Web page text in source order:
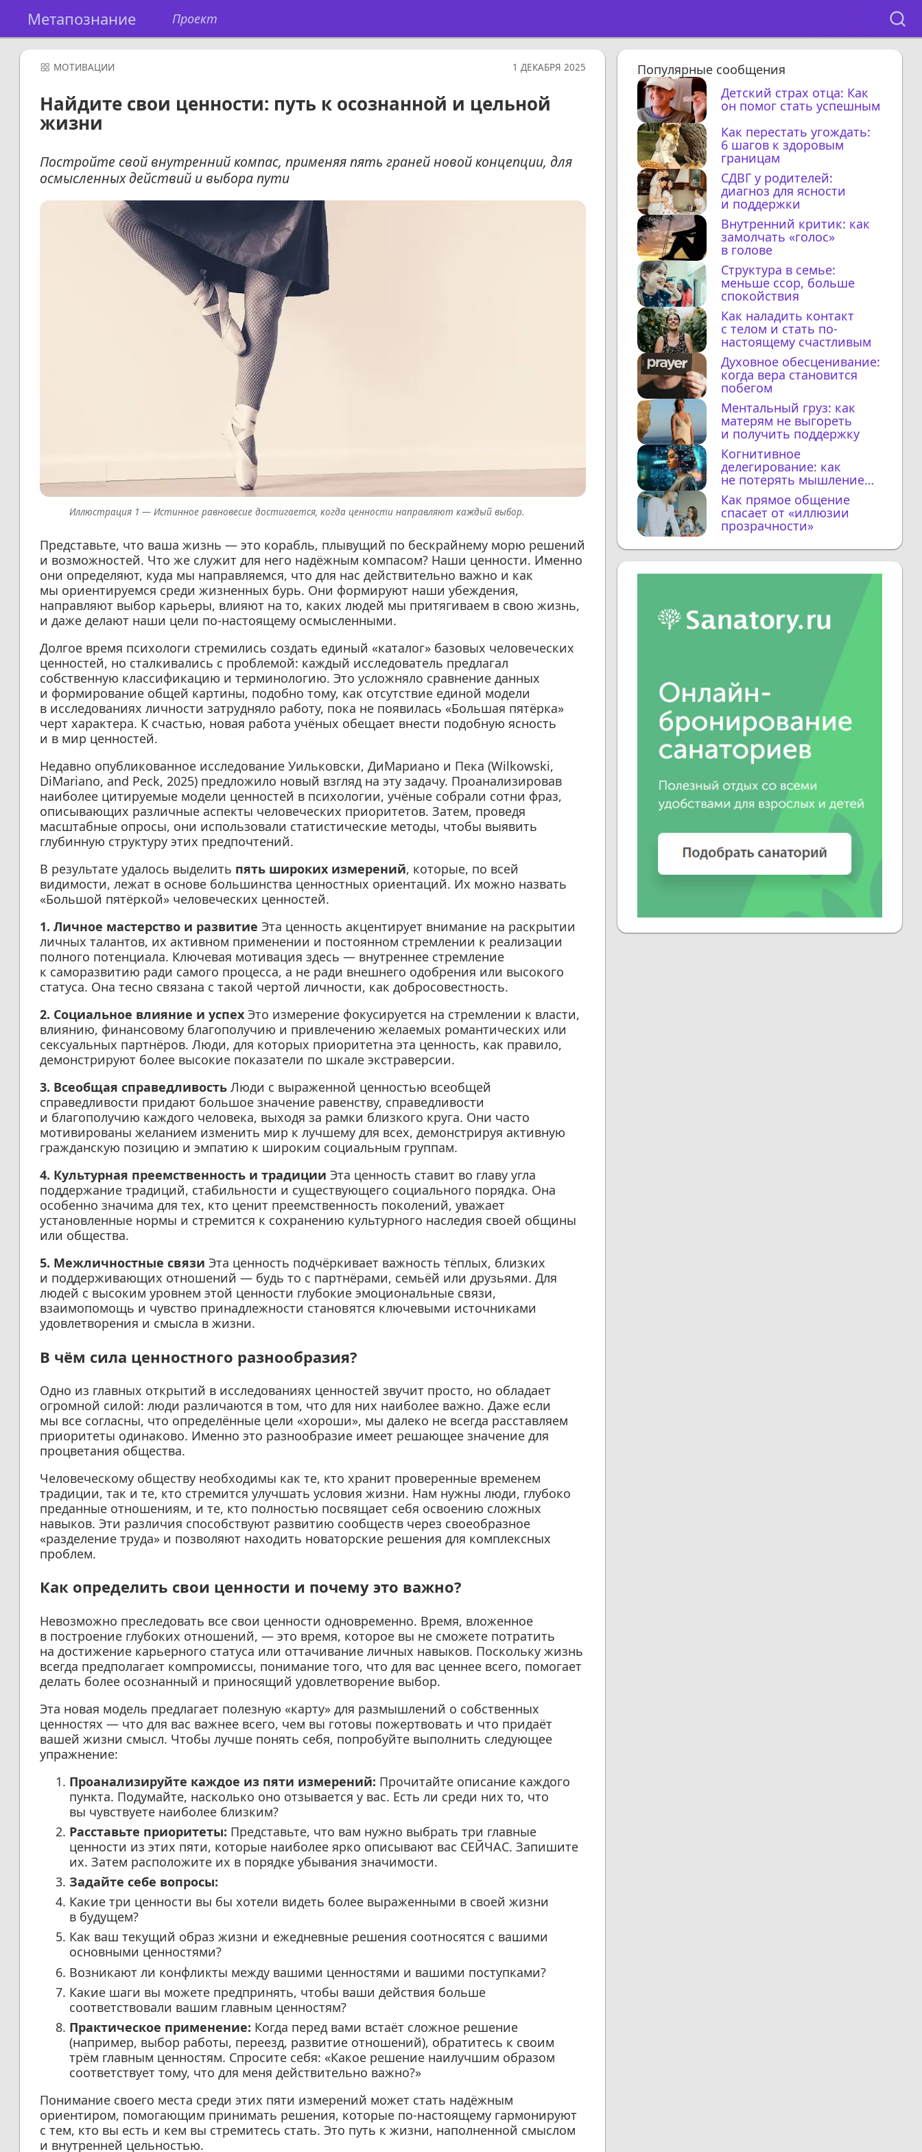
Метапознание Проект
МОТИВАЦИИ 1 ДЕКАБРЯ 2025
Найдите свои ценности: путь к осознанной и цельной
жизни
Постройте свой внутренний компас, применяя пять граней новой концепции, для
осмысленных действий и выбора пути
Истинное равновесие достигается, когда ценности направляют каждый выбор.
Представьте, что ваша жизнь — это корабль, плывущий по бескрайнему морю решений
и возможностей. Что же служит для него надёжным компасом? Наши ценности. Именно
они определяют, куда мы направляемся, что для нас действительно важно и как
мы ориентируемся среди жизненных бурь. Они формируют наши убеждения,
направляют выбор карьеры, влияют на то, каких людей мы притягиваем в свою жизнь,
и даже делают наши цели по-настоящему осмысленными.
Долгое время психологи стремились создать единый «каталог» базовых человеческих
ценностей, но сталкивались с проблемой: каждый исследователь предлагал
собственную классификацию и терминологию. Это усложняло сравнение данных
и формирование общей картины, подобно тому, как отсутствие единой модели
в исследованиях личности затрудняло работу, пока не появилась «Большая пятёрка»
черт характера. К счастью, новая работа учёных обещает внести подобную ясность
и в мир ценностей.
Недавно опубликованное исследование Уильковски, ДиМариано и Пека (Wilkowski,
DiMariano, and Peck, 2025) предложило новый взгляд на эту задачу. Проанализировав
наиболее цитируемые модели ценностей в психологии, учёные собрали сотни фраз,
описывающих различные аспекты человеческих приоритетов. Затем, проведя
масштабные опросы, они использовали статистические методы, чтобы выявить
глубинную структуру этих предпочтений.
В результате удалось выделить пять широких измерений, которые, по всей
видимости, лежат в основе большинства ценностных ориентаций. Их можно назвать
«Большой пятёркой» человеческих ценностей.
1. Личное мастерство и развитие Эта ценность акцентирует внимание на раскрытии
личных талантов, их активном применении и постоянном стремлении к реализации
полного потенциала. Ключевая мотивация здесь — внутреннее стремление
к саморазвитию ради самого процесса, а не ради внешнего одобрения или высокого
статуса. Она тесно связана с такой чертой личности, как добросовестность.
2. Социальное влияние и успехЭто измерение фокусируется на стремлении к власти,
влиянию, финансовому благополучию и привлечению желаемых романтических или
сексуальных партнёров. Люди, для которых приоритетна эта ценность, как правило,
демонстрируют более высокие показатели по шкале экстраверсии.
3. Всеобщая справедливостьЛюди с выраженной ценностью всеобщей
справедливости придают большое значение равенству, справедливости
и благополучию каждого человека, выходя за рамки близкого круга. Они часто
мотивированы желанием изменить мир к лучшему для всех, демонстрируя активную
гражданскую позицию и эмпатию к широким социальным группам.
4. Культурная преемственность и традиции Эта ценность ставит во главу угла
поддержание традиций, стабильности и существующего социального порядка. Она
особенно значима для тех, кто ценит преемственность поколений, уважает
установленные нормы и стремится к сохранению культурного наследия своей общины
или общества.
5. Межличностные связи Эта ценность подчёркивает важность тёплых, близких
и поддерживающих отношений — будь то с партнёрами, семьёй или друзьями. Для
людей с высоким уровнем этой ценности глубокие эмоциональные связи,
взаимопомощь и чувство принадлежности становятся ключевыми источниками
удовлетворения и смысла в жизни.
В чём сила ценностного разнообразия?
Одно из главных открытий в исследованиях ценностей звучит просто, но обладает
огромной силой: люди различаются в том, что для них наиболее важно. Даже если
мы все согласны, что определённые цели «хороши», мы далеко не всегда расставляем
приоритеты одинаково. Именно это разнообразие имеет решающее значение для
процветания общества.
Человеческому обществу необходимы как те, кто хранит проверенные временем
традиции, так и те, кто стремится улучшать условия жизни. Нам нужны люди, глубоко
преданные отношениям, и те, кто полностью посвящает себя освоению сложных
навыков. Эти различия способствуют развитию сообществ через своеобразное
«разделение труда» и позволяют находить новаторские решения для комплексных
проблем.
Как определить свои ценности и почему это важно?
Невозможно преследовать все свои ценности одновременно. Время, вложенное
в построение глубоких отношений, — это время, которое вы не сможете потратить
на достижение карьерного статуса или оттачивание личных навыков. Поскольку жизнь
всегда предполагает компромиссы, понимание того, что для вас ценнее всего, помогает
делать более осознанный и приносящий удовлетворение выбор.
Эта новая модель предлагает полезную «карту» для размышлений о собственных
ценностях — что для вас важнее всего, чем вы готовы пожертвовать и что придаёт
вашей жизни смысл. Чтобы лучше понять себя, попробуйте выполнить следующее
упражнение:
Проанализируйте каждое из пяти измерений: Прочитайте описание каждого
пункта. Подумайте, насколько оно отзывается у вас. Есть ли среди них то, что
вы чувствуете наиболее близким?
Расставьте приоритеты: Представьте, что вам нужно выбрать три главные
ценности из этих пяти, которые наиболее ярко описывают вас СЕЙЧАС. Запишите
их. Затем расположите их в порядке убывания значимости.
Задайте себе вопросы:
Какие три ценности вы бы хотели видеть более выраженными в своей жизни
в будущем?
Как ваш текущий образ жизни и ежедневные решения соотносятся с вашими
основными ценностями?
Возникают ли конфликты между вашими ценностями и вашими поступками?
Какие шаги вы можете предпринять, чтобы ваши действия больше
соответствовали вашим главным ценностям?
Практическое применение: Когда перед вами встаёт сложное решение
(например, выбор работы, переезд, развитие отношений), обратитесь к своим
трём главным ценностям. Спросите себя: «Какое решение наилучшим образом
соответствует тому, что для меня действительно важно?»
Понимание своего места среди этих пяти измерений может стать надёжным
ориентиром, помогающим принимать решения, которые по-настоящему гармонируют
с тем, кто вы есть и кем вы стремитесь стать. Это путь к жизни, наполненной смыслом
и внутренней цельностью.
Популярные сообщения
Детский страх отца: Как
он помог стать успешным
Как перестать угождать:
6 шагов к здоровым
границам
СДВГ у родителей:
диагноз для ясности
и поддержки
Внутренний критик: как
замолчать «голос»
в голове
Структура в семье:
меньше ссор, больше
спокойствия
Как наладить контакт
с телом и стать по-
настоящему счастливым
Духовное обесценивание:
когда вера становится
побегом
Ментальный груз: как
матерям не выгореть
и получить поддержку
Когнитивное
делегирование: как
не потерять мышление
с ИИ
Как прямое общение
спасает от «иллюзии
прозрачности»